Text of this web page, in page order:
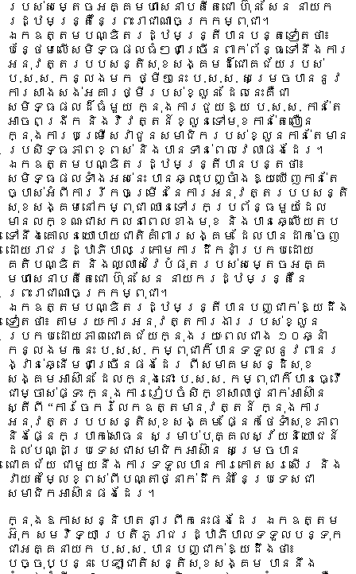
របស់សម្តេចអគ្គមហាសេនាបតីតេជោ ហ៊ុន សែន នាយក
រដ្ឋមន្រ្តីនៃព្រះរាជាណាចក្រកម្ពុជា។
ឯកឧត្តមបណ្ឌិតរដ្ឋមន្រ្តីបានបន្តទៀតថា៖
បន្ថែមលើសមិទ្ធផលធំៗជាច្រើនពាក់ព័ន្ធទៅនឹងការ
អនុវត្តរបបសន្តិសុខសង្គមដ៏ជោគជ័យរបស់
ប.ស.ស. កន្លងមក ថ្មីៗនេះ ប.ស.ស. សម្រេចបាននូវ
ការសាងសង់អគារថ្មីរបស់ខ្លួន ដែលនេះគឺជា
សមិទ្ធផលដ៏ធំមួយ ក្នុងការជួយឱ្យ ប.ស.ស. កាន់តែ
អាចពង្រីក និងវិវត្តន៍ខ្លួនទៅមុខកាន់តែលឿន
ក្នុងការបម្រើសេវាជូនសមាជិករបស់ខ្លួនកាន់តែមាន
ប្រសិទ្ធភាពខ្ពស់ និងបានទាន់ពេលវេលាផងដែរ។
ឯកឧត្តមបណ្ឌិតរដ្ឋមន្រ្តីបានបន្តថា៖
សមិទ្ធផលទាំងអស់នេះ បានឆ្លុះបញ្ចាំងឱ្យឃើញកាន់តែ
ច្បាស់អំពីការរីកចម្រើននៃការអនុវត្តរបបសន្តិ
សុខសង្គមនៅកម្ពុជា ឈានទៅរកប្រព័ន្ធមួយដែល
មានលក្ខណៈជាសកលនាពេលខាងមុខ និងបានឆ្លើយតប
ទៅនឹងគោលនយោបាយជាតិគាំពារសង្គម ដែលបានដាក់ចេញ
ដោយរាជរដ្ឋាភិបាល ក្រោមការដឹកនាំប្រកបដោយ
គតិបណ្ឌិត និងឈ្លាសវៃបំផុតរបស់សម្តេចអគ្គ
មហាសេនាបតីតេជោ ហ៊ុន សែន នាយករដ្ឋមន្រ្តីនៃ
ព្រះរាជាណាចក្រកម្ពុជា។
ឯកឧត្តមបណ្ឌិតរដ្ឋមន្រ្តីបានបញ្ជាក់ឱ្យដឹង
ទៀតថា៖ តាមរយៈការអនុវត្តការងាររបស់ខ្លួន
ប្រកបដោយភាពជោគជ័យក្នុងរយៈពេលជាង ១០ឆ្នាំ
កន្លងមកនេះ ប.ស.ស. កម្ពុជាក៏បានទទួលនូវពានរ
ង្វាន់ឆ្នើមជាច្រើនផងដែរ ពីសមាគមសន្ដិសុខ
សង្គមអាស៊ាន ដែលក្នុងនោះ ប.ស.ស. កម្ពុជាក៏បានធ្វើ
ជាម្ចាស់ផ្ទះ ក្នុងការរៀបចំសិក្ខាសាលាថ្នាក់អាស៊ាន
ស្តីពី “ការចែករំលែកឧត្តមានុវត្តន៍ ក្នុងការ
អនុវត្តរបបសន្តិសុខសង្គម ផ្នែកថែទាំសុខភាព
និងផ្នែកប្រាក់សោធន សម្រាប់បុគ្គលស្វ័យនិយោជន៍
ដល់បណ្ដាប្រទេសជាសមាជិកអាស៊ាន សម្រេចបាន
ជោគជ័យ ជាមួយនឹងការទទួលបានការកោតសរសើរ និង
វាយតម្លៃខ្ពស់ពីបណ្តាថ្នាក់ដឹកនាំ នៃប្រទេសជា
សមាជិកអាស៊ានផងដែរ។
ក្នុងឱកាសសន្និបាតនាព្រឹកនេះផងដែរ ឯកឧត្តម
អ៊ុក សមវិទ្យា ប្រតិភូរាជរដ្ឋាភិបាលទទួលបន្ទុក
ជាអគ្គនាយក ប.ស.ស. បានបញ្ជាក់ឱ្យដឹងថា៖
បច្ចុប្បន្ន បេឡាជាតិសន្តិសុខសង្គម បាននឹង